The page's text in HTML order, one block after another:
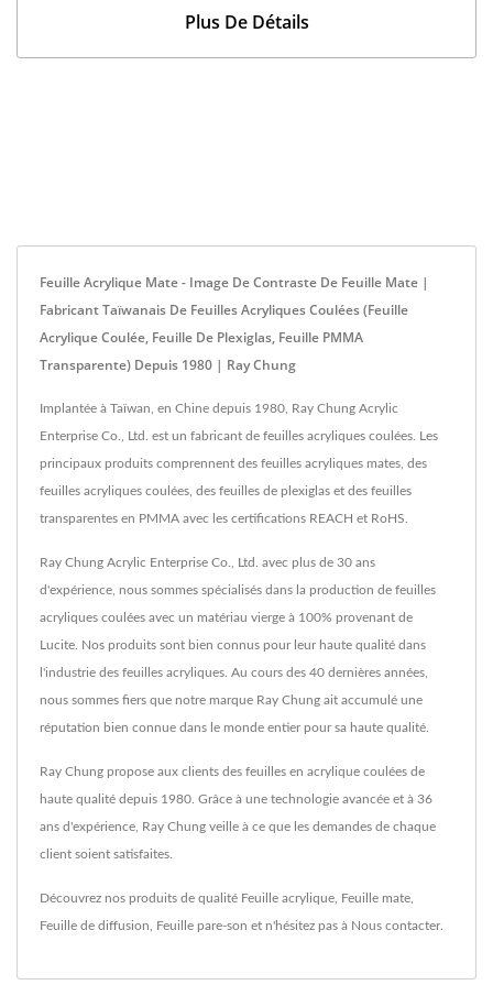
Plus De Détails
Feuille Acrylique Mate - Image De Contraste De Feuille Mate |
Fabricant Taïwanais De Feuilles Acryliques Coulées (feuille
Acrylique Coulée, Feuille De Plexiglas, Feuille PMMA
Transparente) Depuis 1980 | Ray Chung
Implantée à Taïwan, en Chine depuis 1980, Ray Chung Acrylic
Enterprise Co., Ltd. est un fabricant de feuilles acryliques coulées. Les
principaux produits comprennent des feuilles acryliques mates, des
feuilles acryliques coulées, des feuilles de plexiglas et des feuilles
transparentes en PMMA avec les certifications REACH et RoHS.
Ray Chung Acrylic Enterprise Co., Ltd. avec plus de 30 ans
d'expérience, nous sommes spécialisés dans la production de feuilles
acryliques coulées avec un matériau vierge à 100% provenant de
Lucite. Nos produits sont bien connus pour leur haute qualité dans
l'industrie des feuilles acryliques. Au cours des 40 dernières années,
nous sommes fiers que notre marque Ray Chung ait accumulé une
réputation bien connue dans le monde entier pour sa haute qualité.
Ray Chung propose aux clients des feuilles en acrylique coulées de
haute qualité depuis 1980. Grâce à une technologie avancée et à 36
ans d'expérience, Ray Chung veille à ce que les demandes de chaque
client soient satisfaites.
Découvrez nos produits de qualité Feuille acrylique Feuille mate
Feuille de diffusion Feuille pare-son et n'hésitez pas à Nous contacter.